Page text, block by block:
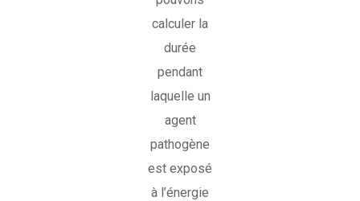
calculer la
durée
pendant
laquelle un
agent
pathogène
est exposé
à l’énergie